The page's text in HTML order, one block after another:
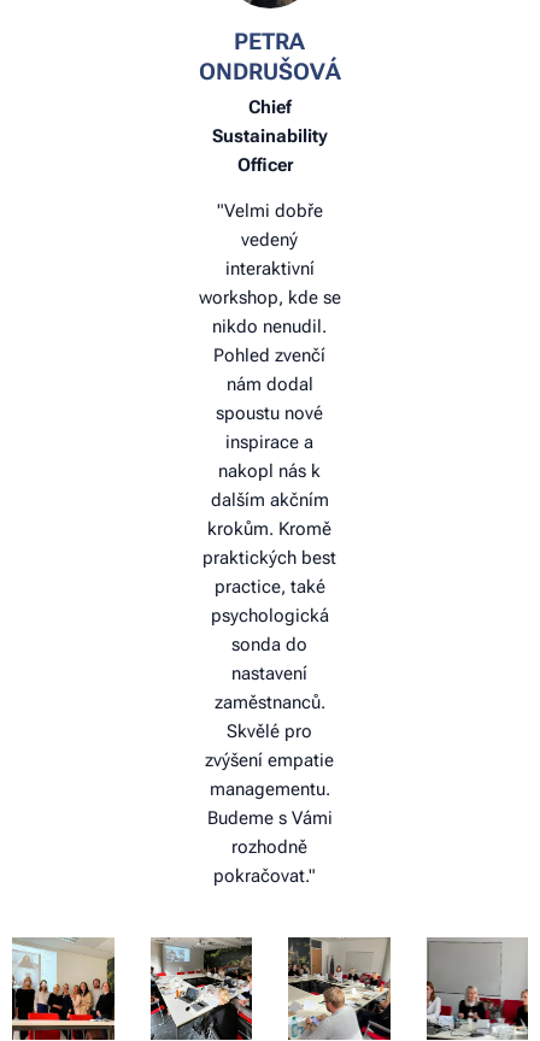
PETRA
ONDRUŠOVÁ
Chief
Sustainability
Officer
"Velmi dobře
vedený
interaktivní
workshop, kde se
nikdo nenudil.
Pohled zvenčí
nám dodal
spoustu nové
inspirace a
nakopl nás k
dalším akčním
krokům. Kromě
praktických best
practice, také
psychologická
sonda do
nastavení
zaměstnanců.
Skvělé pro
zvýšení empatie
managementu.
Budeme s Vámi
rozhodně
pokračovat."